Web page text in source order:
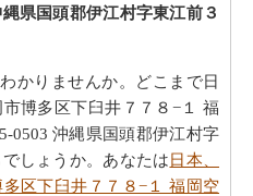
県国頭郡伊江村字東江前３
かりませんか。どこまで日
博多区下臼井７７８−１ 福
0503 沖縄県国頭郡伊江村字
しょうか。あなたは日本、
区下臼井７７８−１ 福岡空